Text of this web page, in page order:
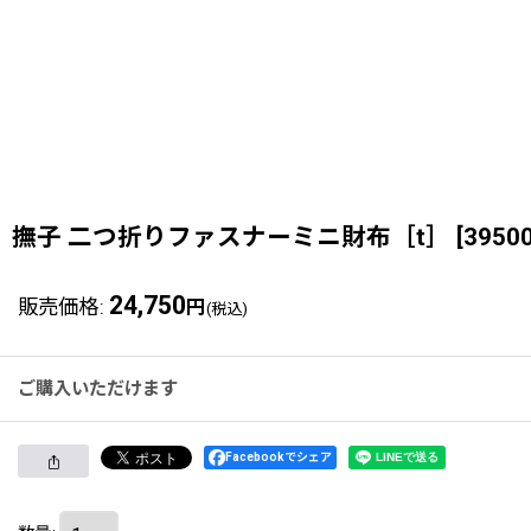
撫子 二つ折りファスナーミニ財布［t］
販売価格: 24,750 円 (税込)
ご購入いただけます
Facebookでシェア